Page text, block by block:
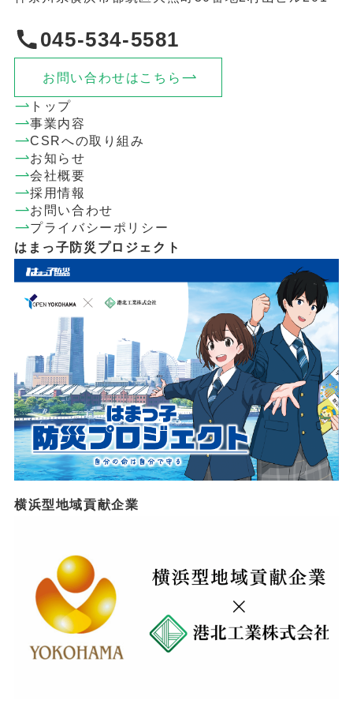
045-534-5581
お問い合わせはこちら
トップ
事業内容
CSRへの取り組み
お知らせ
会社概要
採用情報
お問い合わせ
プライバシーポリシー
はまっ子防災プロジェクト
横浜型地域貢献企業